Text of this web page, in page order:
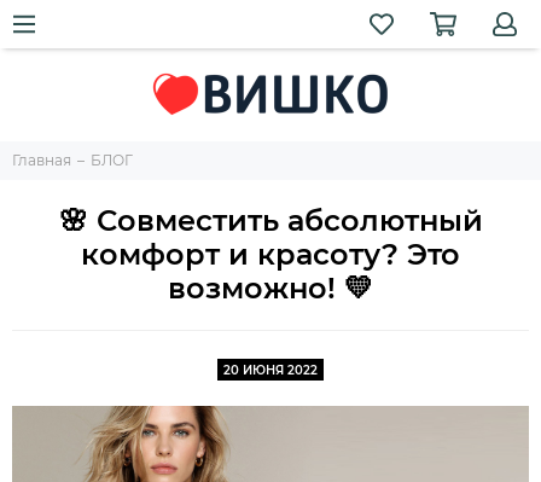
Главная БЛОГ
🌸 Совместить абсолютный
комфорт и красоту? Это
возможно! 💛
20 ИЮНЯ 2022